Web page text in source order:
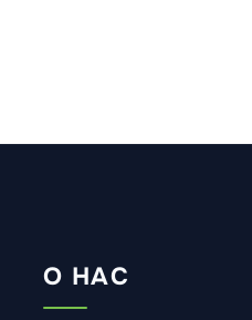
О НАС